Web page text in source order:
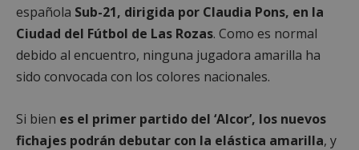
española Sub-21, dirigida por Claudia Pons, en la
Ciudad del Fútbol de Las Rozas. Como es normal
debido al encuentro, ninguna jugadora amarilla ha
sido convocada con los colores nacionales.
Si bien es el primer partido del ‘Alcor’, los nuevos
fichajes podrán debutar con la elástica amarilla, y